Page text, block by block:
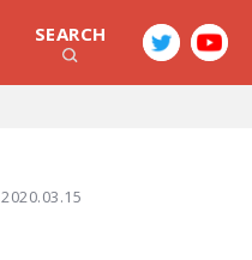
SEARCH
2020.03.15